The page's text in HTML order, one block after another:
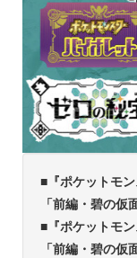
■『ポケットモ
「前編・碧の仮
■『ポケットモ
「前編・碧の仮